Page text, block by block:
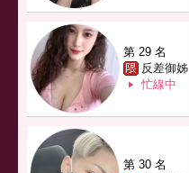
第 29 名
反差御姊
忙線中
第 30 名